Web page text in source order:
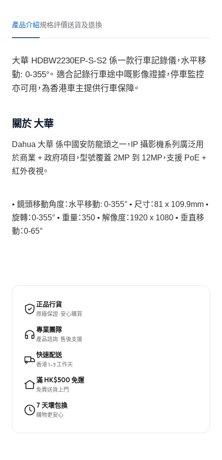
產品介紹規格評價送貨及退換
大華 HDBW2230EP-S-S2 係一款行車記錄儀，水平移
動: 0-355°。 適合記錄行車途中嘅影像證據，停車監控
亦可用，為香港車主提供行車保障。
關於 大華
Dahua 大華 係中國安防龍頭之一，IP 攝影機系列廣泛用
於商業 + 政府項目，型號覆蓋 2MP 到 12MP，支援 PoE +
紅外夜視。
• 鏡頭移動角度：水平移動: 0-355° • 尺寸：81 x 109.9mm •
旋轉：0-355° • 重量：350 • 解像度：1920 x 1080 • 垂直移
動：0-65°
正品行貨
原廠保證 · 安心購買
專業團隊
產品諮詢 · 售後支援
快速配送
香港 1–3 工作天
滿 HK$500 免運
免費送貨上門
7 天壞包換
購物更安心